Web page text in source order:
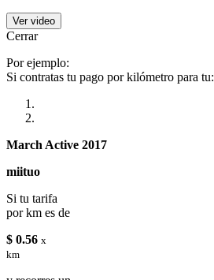
Ver video
Cerrar
Por ejemplo:
Si contratas tu pago por kilómetro para tu:
March Active 2017
miituo
Si tu tarifa
por km es de
$ 0.56 x
km